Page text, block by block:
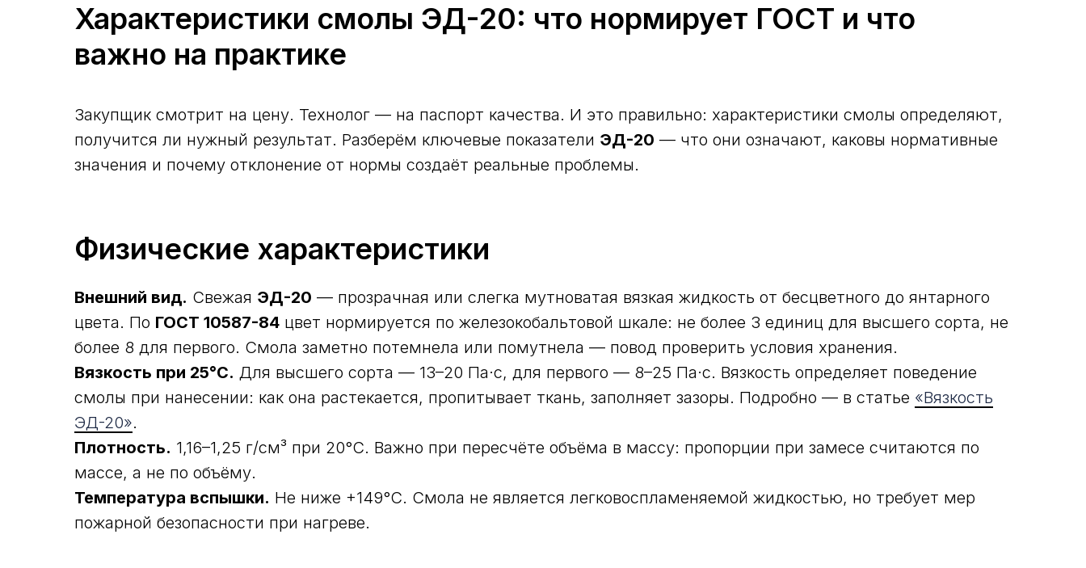
Характеристики смолы ЭД-20: что нормирует ГОСТ и что
важно на практике
Закупщик смотрит на цену. Технолог — на паспорт качества. И это правильно: характеристики смолы определяют,
получится ли нужный результат. Разберём ключевые показатели ЭД-20 — что они означают, каковы нормативные
значения и почему отклонение от нормы создаёт реальные проблемы.
Физические характеристики
Внешний вид. Свежая ЭД-20 — прозрачная или слегка мутноватая вязкая жидкость от бесцветного до янтарного
цвета. По ГОСТ 10587-84 цвет нормируется по железокобальтовой шкале: не более 3 единиц для высшего сорта, не
более 8 для первого. Смола заметно потемнела или помутнела — повод проверить условия хранения.
Вязкость при 25°С. Для высшего сорта — 13–20 Па·с, для первого — 8–25 Па·с. Вязкость определяет поведение
смолы при нанесении: как она растекается, пропитывает ткань, заполняет зазоры. Подробно — в статье «Вязкость
ЭД-20».
Плотность. 1,16–1,25 г/см³ при 20°С. Важно при пересчёте объёма в массу: пропорции при замесе считаются по
массе, а не по объёму.
Температура вспышки. Не ниже +149°С. Смола не является легковоспламеняемой жидкостью, но требует мер
пожарной безопасности при нагреве.